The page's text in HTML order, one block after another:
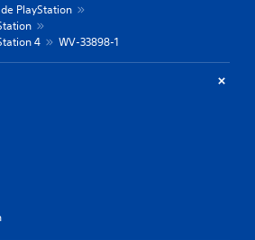
PlayStation
4
WV-33898-1